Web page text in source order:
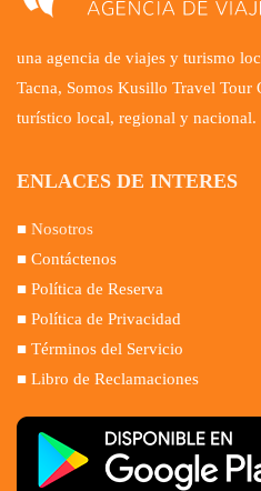
una agencia de viajes y turismo
Tacna, Somos Kusillo Travel Tour
turístico local, regional y nacional.
ENLACES DE INTERES
■ Nosotros
■ Contáctenos
■ Política de Reserva
■ Política de Privacidad
■ Términos del Servicio
■ Libro de Reclamaciones